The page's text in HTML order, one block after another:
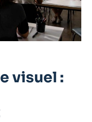
visuel :